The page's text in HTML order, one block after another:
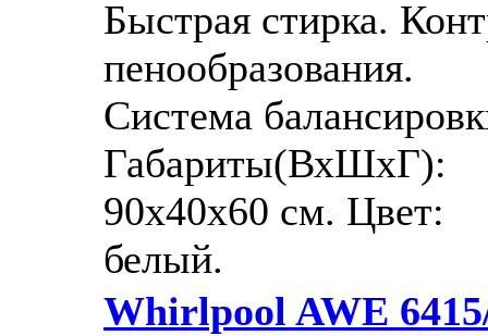
Быстрая стирка.
пенообразования.
Система
Габариты(ВхШхГ):
90x40x60 см. Цвет:
белый.
Whirlpool AWE